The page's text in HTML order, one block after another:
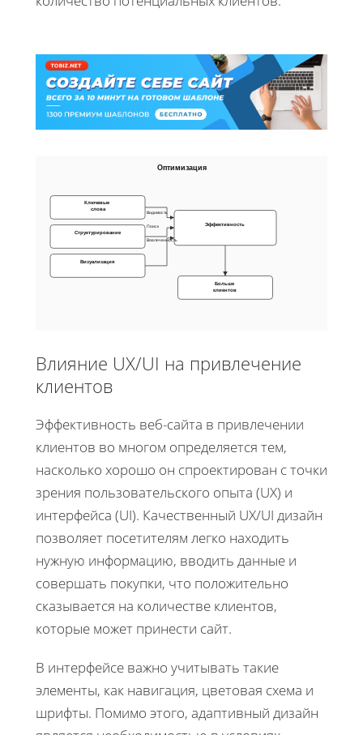
Оптимизация
Ключевые
слова
Структурирование
Визуализация
Эффективность
Больше
клиентов
Видимость
Поиск
Вовлеченность
Влияние UX/UI на привлечение
клиентов
Эффективность веб-сайта в привлечении
клиентов во многом определяется тем,
насколько хорошо он спроектирован с точки
зрения пользовательского опыта (UX) и
интерфейса (UI). Качественный UX/UI дизайн
позволяет посетителям легко находить
нужную информацию, вводить данные и
совершать покупки, что положительно
сказывается на количестве клиентов,
которые может принести сайт.
В интерфейсе важно учитывать такие
элементы, как навигация, цветовая схема и
шрифты. Помимо этого, адаптивный дизайн